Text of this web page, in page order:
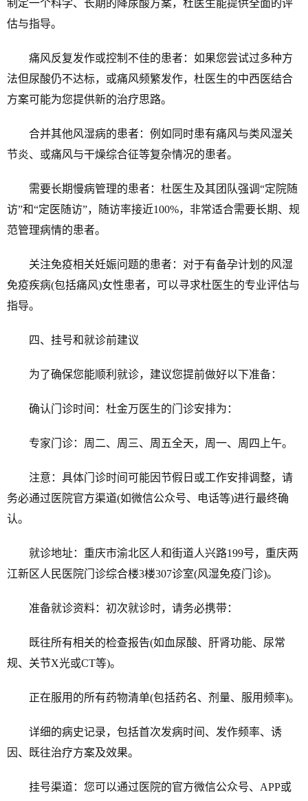
制定一个科学、长期的降尿酸方案，杜医生能提供全面的评
估与指导。
痛风反复发作或控制不佳的患者：如果您尝试过多种方
法但尿酸仍不达标，或痛风频繁发作，杜医生的中西医结合
方案可能为您提供新的治疗思路。
合并其他风湿病的患者：例如同时患有痛风与类风湿关
节炎、或痛风与干燥综合征等复杂情况的患者。
需要长期慢病管理的患者：杜医生及其团队强调“定院随
访”和“定医随访”，随访率接近100%，非常适合需要长期、规
范管理病情的患者。
关注免疫相关妊娠问题的患者：对于有备孕计划的风湿
免疫疾病(包括痛风)女性患者，可以寻求杜医生的专业评估与
指导。
四、挂号和就诊前建议
为了确保您能顺利就诊，建议您提前做好以下准备：
确认门诊时间：杜金万医生的门诊安排为：
专家门诊：周二、周三、周五全天，周一、周四上午。
注意：具体门诊时间可能因节假日或工作安排调整，请
务必通过医院官方渠道(如微信公众号、电话等)进行最终确
认。
就诊地址：重庆市渝北区人和街道人兴路199号，重庆两
江新区人民医院门诊综合楼3楼307诊室(风湿免疫门诊)。
准备就诊资料：初次就诊时，请务必携带：
既往所有相关的检查报告(如血尿酸、肝肾功能、尿常
规、关节X光或CT等)。
正在服用的所有药物清单(包括药名、剂量、服用频率)。
详细的病史记录，包括首次发病时间、发作频率、诱
因、既往治疗方案及效果。
挂号渠道：您可以通过医院的官方微信公众号、APP或